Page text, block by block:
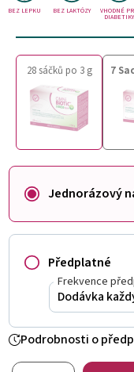
BEZ LEPKU BEZ LAKTÓZY VHODNÉ
DIABETIKY
28 sáčků po 3 g 7
Jednorázový
Předplatné
Frekvence
Podrobnosti o